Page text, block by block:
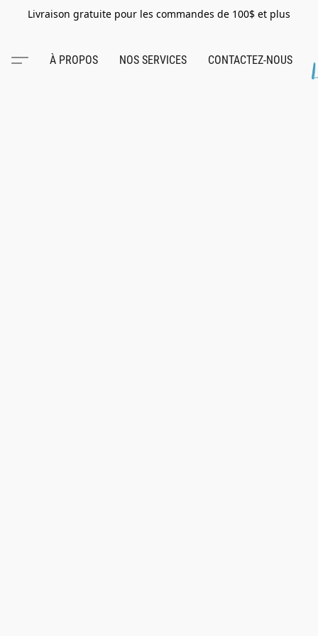
Livraison gratuite pour les commandes de 100$ et plus
À PROPOS NOS SERVICES CONTACTEZ-NOUS